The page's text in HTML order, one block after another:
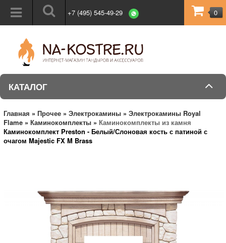
+7 (495) 545-49-29 0
КАТАЛОГ
Главная » Прочее » Электрокамины » Электрокамины Royal
Flame » Каминокомплекты » Каминокомплекты из камня
Каминокомплект Preston - Белый/Слоновая кость с патиной с
очагом Majestic FX M Brass